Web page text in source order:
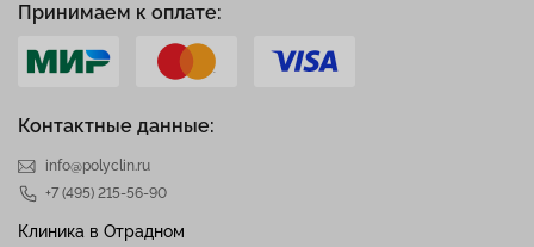
Контактные данные:
info@polyclin.ru
+7 (495) 215-56-90
Клиника в Отрадном
Принимаем к оплате: